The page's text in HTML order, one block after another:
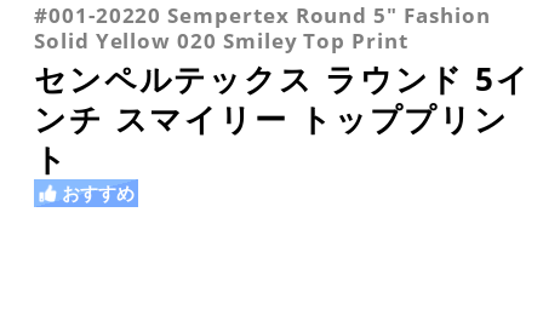
#001-20220 Sempertex Round 5" Fashion
Solid Yellow 020 Smiley Top Print
センペルテックス ラウンド 5イ
ンチ スマイリー トッププリン
ト
おすすめ